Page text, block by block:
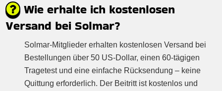
Wie erhalte ich kostenlosen
Versand bei Solmar?
Solmar-Mitglieder erhalten kostenlosen Versand bei
Bestellungen über 50 US-Dollar, einen 60-tägigen
Tragetest und eine einfache Rücksendung – keine
Quittung erforderlich. Der Beitritt ist kostenlos und